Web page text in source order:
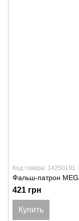
Код товара: 14250191
Фальш-патрон
421 грн
Купить